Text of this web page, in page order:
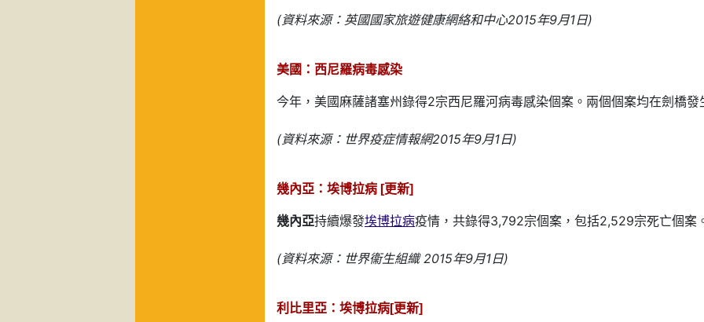
(資料來源：英國國家旅遊健康網絡和中心2015年9月1日)
美國：西尼羅病毒感染
今年，美國麻薩諸塞州錄得2宗西尼羅河病毒感染個案。兩個個案均在劍橋發
(資料來源：世界疫症情報網2015年9月1日)
幾內亞：埃博拉病 [更新]
幾內亞持續爆發埃博拉病疫情，共錄得3,792宗個案，包括2,529宗死亡個案
(資料來源：世界衞生組織 2015年9月1日)
利比里亞：埃博拉病[更新]